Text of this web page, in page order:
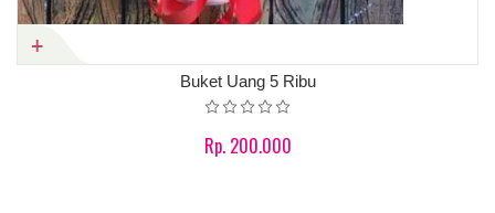
Buket Uang 5 Ribu
Rp. 200.000